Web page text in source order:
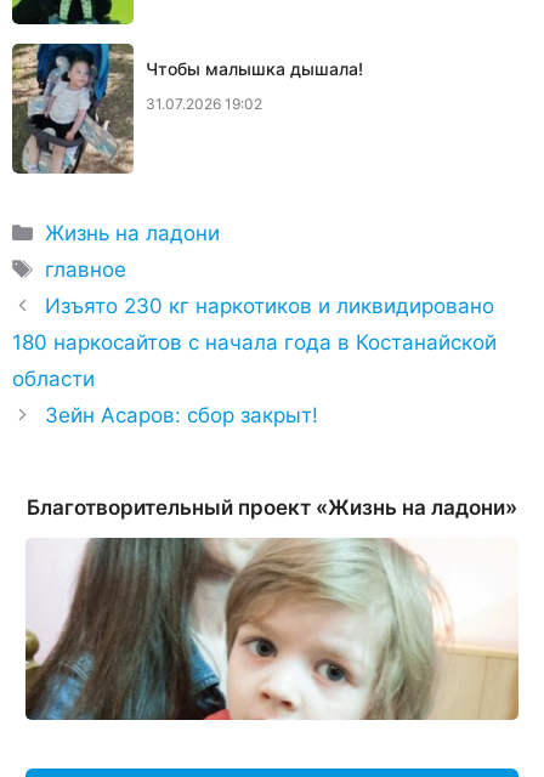
Чтобы малышка дышала!
31.07.2026 19:02
Рубрики
Жизнь на ладони
Метки
главное
Изъято 230 кг наркотиков и ликвидировано
180 наркосайтов с начала года в Костанайской
области
Зейн Асаров: сбор закрыт!
Благотворительный проект «Жизнь на ладони»